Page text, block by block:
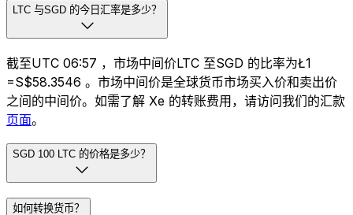
LTC 与SGD 的今日汇率是多少？
截至UTC 06:57 ，市场中间价LTC 至SGD 的比率为Ł1
=S$58.3546 。市场中间价是全球货币市场买入价和卖出价
之间的中间价。如需了解 Xe 的转账费用，请访问我们的汇款
页面。
SGD 100 LTC 的价格是多少？
如何转换货币？